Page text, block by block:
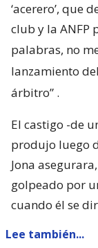
‘acerero’, que
club y la ANFP
palabras, no
lanzamiento
árbitro” .
El castigo -de
produjo luego
Jona
golpeado por
cuando él se
Lee también...